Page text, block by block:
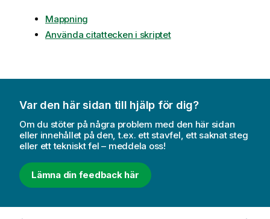
Mappning
Använda citattecken i skriptet
Var den här sidan till hjälp för dig?
Om du stöter på några problem med den här sidan
eller innehållet på den, t.ex. ett stavfel, ett saknat steg
eller ett tekniskt fel – meddela oss!
Lämna din feedback här